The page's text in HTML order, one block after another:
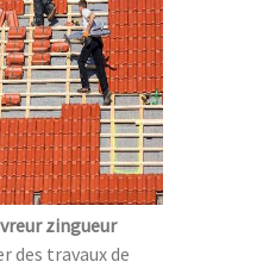
zingueur
des travaux de